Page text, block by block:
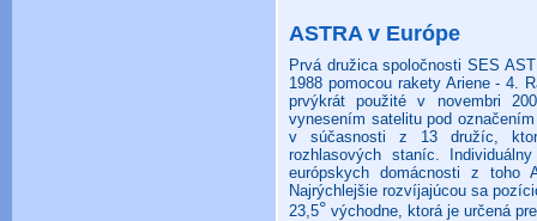
ASTRA v Európe
Prvá družica spoločnosti SES
1988 pomocou rakety Ariene - 4.
prvýkrát použité v novembri
vynesením satelitu pod
v súčasnosti z 13 družíc,
rozhlasových staníc.
európskych domácnosti z toho
Najrýchlejšie rozvíjajúcou sa
23,5° východne, ktorá je určená